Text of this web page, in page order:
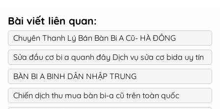
Bài viết liên quan:
Chuyên Thanh Lý Bán Bàn Bi A Cũ- HÀ ĐÔNG
Sửa đầu cơ bi a quanh đây Dịch vụ sửa cơ bida uy tín
BÀN BI A BINH DÂN NHẬP TRUNG
Chiến dịch thu mua bàn bi-a cũ trên toàn quốc